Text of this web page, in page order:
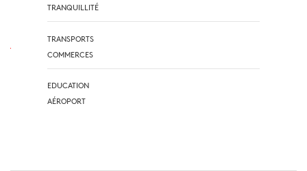
TRANQUILLITÉ
TRANSPORTS
COMMERCES
EDUCATION
AÉROPORT